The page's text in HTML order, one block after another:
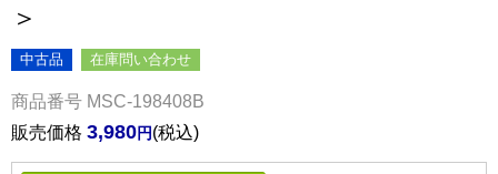
＞
中古品 在庫問い合わせ
商品番号 MSC-198408B
販売価格 3,980 税込